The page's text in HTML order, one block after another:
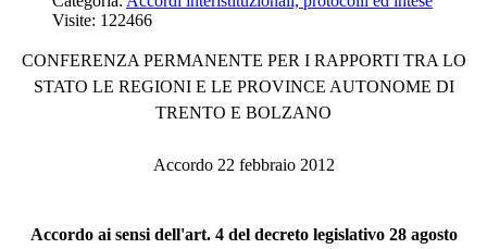
Visite: 122466
CONFERENZA PERMANENTE PER I RAPPORTI TRA LO
STATO LE REGIONI E LE PROVINCE AUTONOME DI
TRENTO E BOLZANO
Accordo 22 febbraio 2012
Accordo ai sensi dell'art. 4 del decreto legislativo 28 agosto